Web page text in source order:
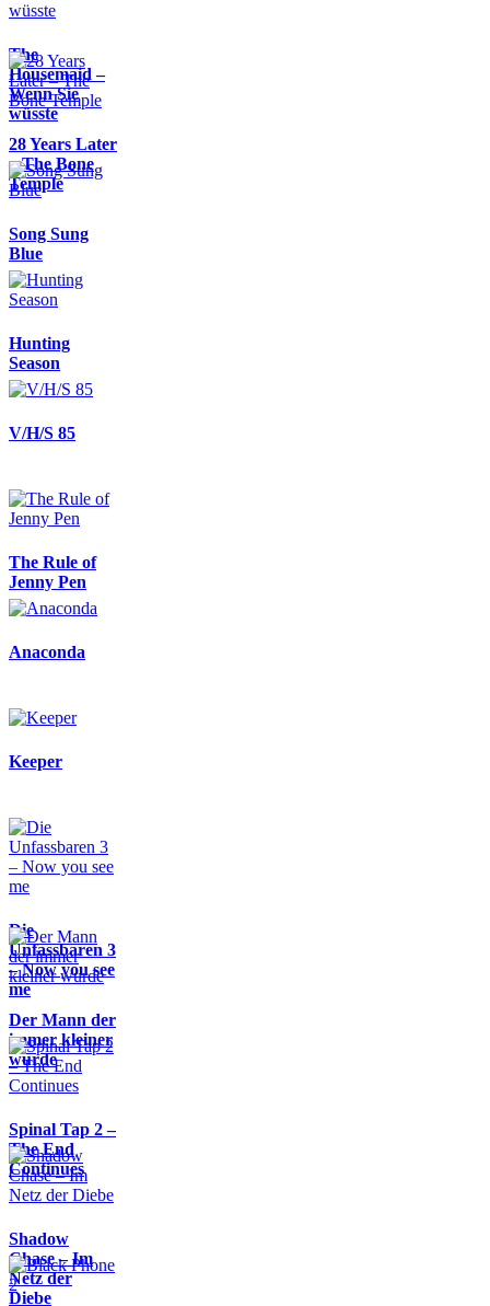
The
Housemaid –
Wenn Sie
wüsste
28 Years Later
– The Bone
Temple
Song Sung
Blue
Hunting
Season
V/H/S 85
The Rule of
Jenny Pen
Anaconda
Keeper
Die
Unfassbaren 3
– Now you see
me
Der Mann der
immer kleiner
wurde
Spinal Tap 2 –
The End
Continues
Shadow
Chase – Im
Netz der
Diebe